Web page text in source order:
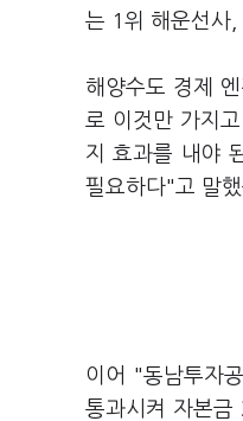
는 1위 해운선사,
해양수도 경제
로 이것만 가지
지 효과를 내야
필요하다"고 말했
이어 "동남투자
통과시켜 자본